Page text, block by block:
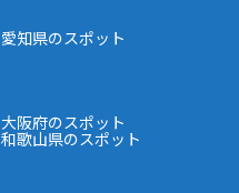
愛知県のスポット
大阪府のスポット
和歌山県のスポット